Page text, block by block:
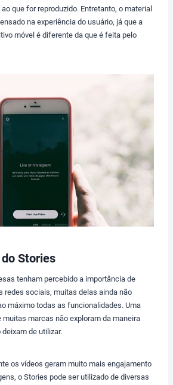
que for reproduzido. Entretanto, o material
na experiência do usuário, já que a
móvel é diferente da que é feita pelo
Stories
tenham percebido a importância de
redes sociais, muitas delas ainda não
máximo todas as funcionalidades. Uma
muitas marcas não exploram da maneira
de utilizar.
os vídeos geram muito mais engajamento
o Stories pode ser utilizado de diversas